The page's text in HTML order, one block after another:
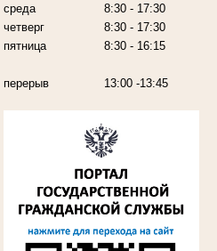
среда
четверг
пятница
перерыв
8:30 - 17:30
8:30 - 17:30
8:30 - 16:15
13:00 -13:45